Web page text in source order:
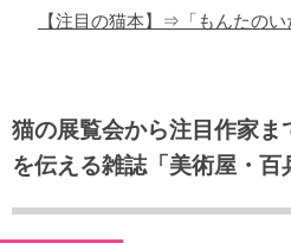
【注目の猫本】⇒「もんたのい
猫の展覧会から注目作家ま
を伝える雑誌「美術屋・
猫のゲーム・アプリ
猫のフリー写真素材